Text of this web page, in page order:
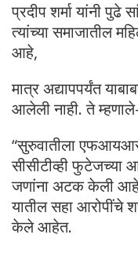
प्रदीप शर्मा यांनी पुढे
त्यांच्या समाजातील
आहे,
मात्र अद्यापपर्यंत
आलेली नाही. ते
“सुरुवातीला
सीसीटीव्ही फुटेजच्या
जणांना अटक केली
यातील सहा आरोपींचे
केले आहेत.